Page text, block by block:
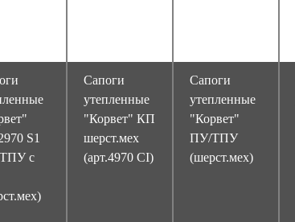
S1
с
Сапоги
утепленные
"Корвет" КП
шерст.мех
(арт.4970 CI)
Сапоги
утепленные
"Корвет"
ПУ/ТПУ
(шерст.мех)